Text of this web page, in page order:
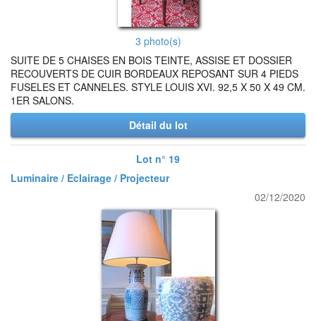
3 photo(s)
SUITE DE 5 CHAISES EN BOIS TEINTE, ASSISE ET DOSSIER
RECOUVERTS DE CUIR BORDEAUX REPOSANT SUR 4 PIEDS
FUSELES ET CANNELES. STYLE LOUIS XVI. 92,5 X 50 X 49 CM.
1ER SALONS.
Détail du lot
Lot n° 19
Luminaire / Eclairage / Projecteur
02/12/2020